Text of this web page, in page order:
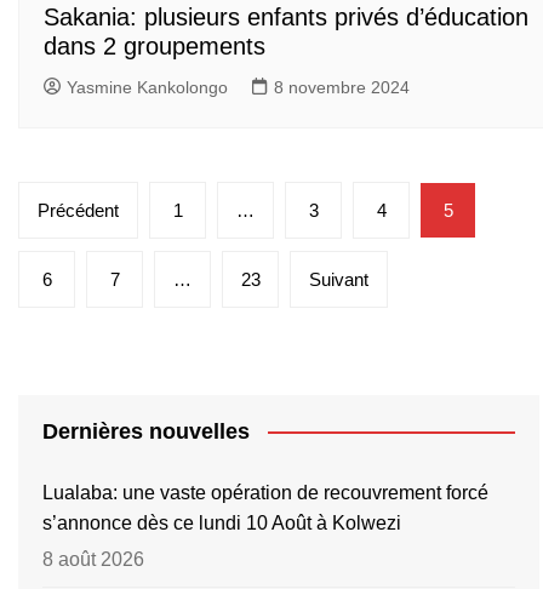
Sakania: plusieurs enfants privés d’éducation
dans 2 groupements
Yasmine Kankolongo 8 novembre 2024
Pagination
publications
Précédent 1 … 3 4 5
6 7 … 23 Suivant
Dernières nouvelles
Lualaba: une vaste opération de recouvrement forcé
s’annonce dès ce lundi 10 Août à Kolwezi
8 août 2026